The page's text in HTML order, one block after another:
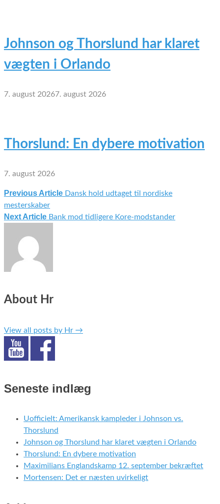
Johnson og Thorslund har klaret
vægten i Orlando
7. august 20267. august 2026
Thorslund: En dybere motivation
7. august 2026
Indlægsnavigation
Previous Article Dansk hold udtaget til nordiske
mesterskaber
Next Article Bank mod tidligere Kore-modstander
About Hr
View all posts by Hr →
Seneste indlæg
Uofficielt: Amerikansk kampleder i Johnson vs.
Thorslund
Johnson og Thorslund har klaret vægten i Orlando
Thorslund: En dybere motivation
Maximilians Englandskamp 12. september bekræftet
Mortensen: Det er næsten uvirkeligt